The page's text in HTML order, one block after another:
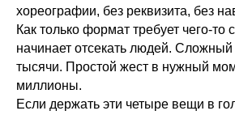
хореографии, без реквизита, без
Как только формат требует чего-
начинает отсекать людей. Сложный
тысячи. Простой жест в нужный
миллионы.
Если держать эти четыре вещи в